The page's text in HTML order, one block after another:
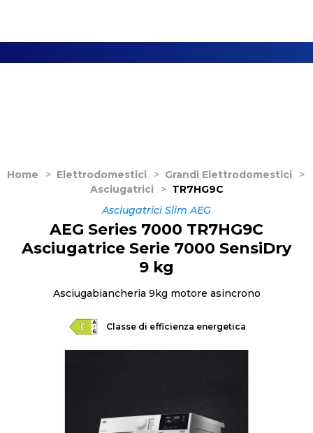
Home > Elettrodomestici > Grandi Elettrodomestici
>
Asciugatrici
> TR7HG9C
Asciugatrici Slim AEG
Classe di efficienza energetica
AEG Series 7000 TR7HG9C
Asciugatrice Serie 7000 SensiDry
9 kg
Asciugabiancheria 9kg motore asincrono